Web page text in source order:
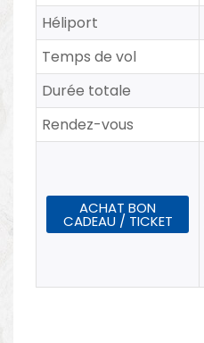
Héliport
Temps de vol
Durée totale
Rendez-vous
ACHAT BON
CADEAU / TICKET